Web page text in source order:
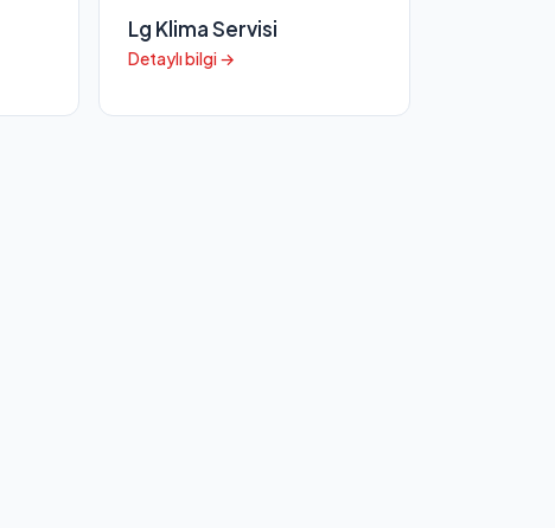
Lg Klima Servisi
Detaylı bilgi →